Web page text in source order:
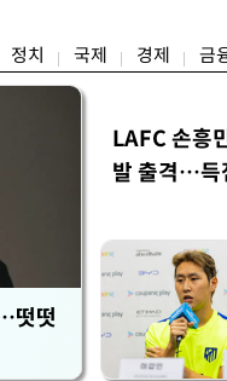
정치 국제 경제 금
떳떳
LAFC 손흥
발 출격…득